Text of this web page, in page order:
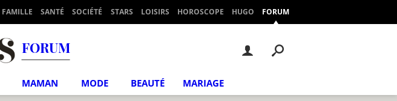
FAMILLE SANTÉ SOCIÉTÉ STARS LOISIRS HOROSCOPE HUGO FORUM
FORUM
MAMAN MODE BEAUTÉ MARIAGE